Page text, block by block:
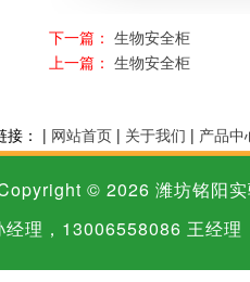
下一篇： 生物安全柜
上一篇： 生物安全柜
接： | 网站首页 | 关于我们 | 产品中
© 2026 潍坊铭阳
理，13006558086 王经